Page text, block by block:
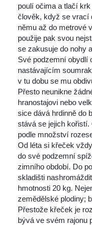
poulí očima a tlačí
člověk, když se vrací
němu až do metrové
použije pak svou
e zakusuje do nohy
Své podzemní obydlí
nastávajícím
v tu dobu se mu
Přesto neunikne
hranostajovi nebo
ice dává hrdinně do
tává se jejich kořistí.
podle množství
Od léta si křeček
do své podzemní
zimního období. Do
kladišti
hmotnosti 20 kg.
zemědělské plodiny;
Přestože křeček je
bývá ve svém rajonu